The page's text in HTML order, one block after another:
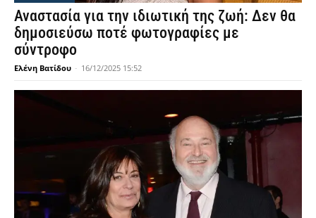
Αναστασία για την ιδιωτική της ζωή: Δεν θα
δημοσιεύσω ποτέ φωτογραφίες με
σύντροφο
Ελένη Βατίδου - 16/12/2025 15:52